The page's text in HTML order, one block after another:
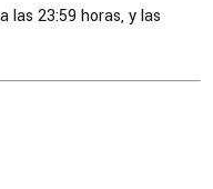
23:59 horas, y las